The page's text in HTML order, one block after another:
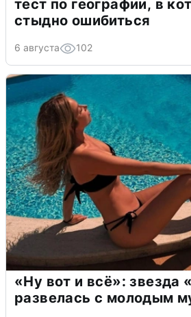
тест по географии, в
стыдно ошибиться
6 августа 102
«Ну вот и всё»: звезда
развелась с молодым